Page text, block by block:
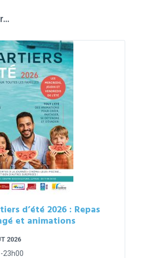
d’été 2026 : Repas
et animations
2026
23h00